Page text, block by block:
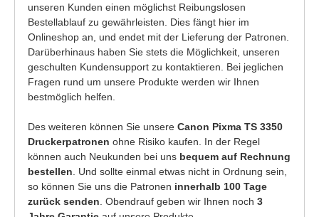
unseren Kunden einen möglichst Reibungslosen
Bestellablauf zu gewährleisten. Dies fängt hier im
Onlineshop an, und endet mit der Lieferung der Patronen.
Darüberhinaus haben Sie stets die Möglichkeit, unseren
geschulten Kundensupport zu kontaktieren. Bei jeglichen
Fragen rund um unsere Produkte werden wir Ihnen
bestmöglich helfen.
Des weiteren können Sie unsere Canon Pixma TS 3350
Druckerpatronen ohne Risiko kaufen. In der Regel
können auch Neukunden bei uns bequem auf Rechnung
bestellen . Und sollte einmal etwas nicht in Ordnung sein,
so können Sie uns die Patronen innerhalb 100 Tage
zurück senden . Obendrauf geben wir Ihnen noch 3